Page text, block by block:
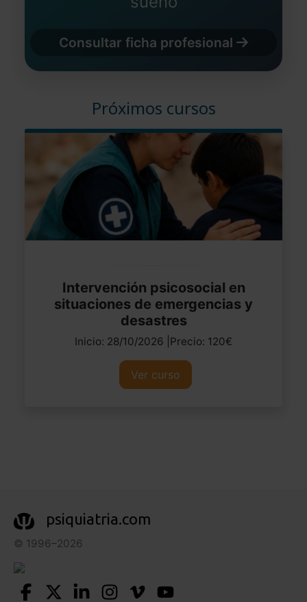
Consultar ficha profesional
Próximos cursos
Intervención psicosocial en
situaciones de emergencias y
desastres
Inicio: 28/10/2026 |Precio: 120€
Ver curso
psiquiatria.com
© 1996–2026